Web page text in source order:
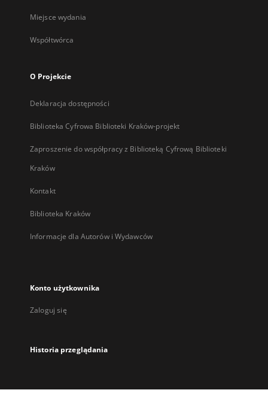
Miejsce wydania
Współtwórca
O Projekcie
Deklaracja dostępności
Biblioteka Cyfrowa Biblioteki Kraków-projekt
Zaproszenie do współpracy z Biblioteką Cyfrową Biblioteki
Kraków
Kontakt
Biblioteka Kraków
Informacje dla Autorów i Wydawców
Konto użytkownika
Zaloguj się
Historia przeglądania